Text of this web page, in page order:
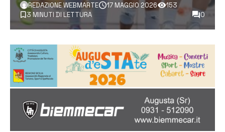
REDAZIONE WEBMARTE 17 MAGGIO 2026
153
3 MINUTI DI LETTURA
0